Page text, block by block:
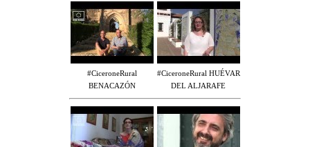
#CiceroneRural
BENACAZÓN
#CiceroneRural HUÉVAR
DEL ALJARAFE